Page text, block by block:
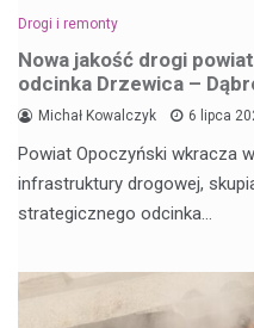
Drogi i remonty
Nowa jakość drogi
odcinka Drzewica –
Michał Kowalczyk 6 lipca
Powiat Opoczyński wkracza
infrastruktury drogowej,
strategicznego odcinka…